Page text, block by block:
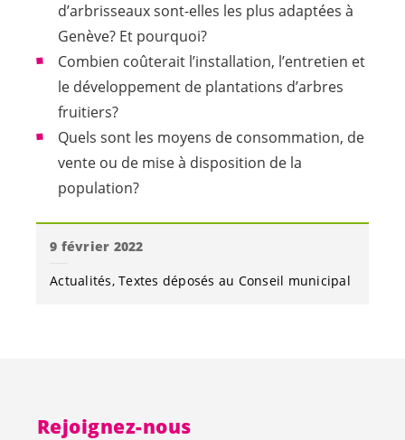
d’arbrisseaux sont-elles les plus adaptées à
Genève? Et pourquoi?
Combien coûterait l’installation, l’entretien et
le développement de plantations d’arbres
fruitiers?
Quels sont les moyens de consommation, de
vente ou de mise à disposition de la
population?
9 février 2022
Actualités Textes déposés au Conseil municipal
Rejoignez-nous